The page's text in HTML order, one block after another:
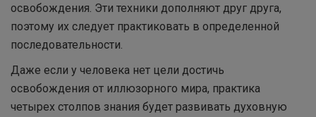
освобождения. Эти техники дополняют друг друга,
поэтому их следует практиковать в определенной
последовательности.
Даже если у человека нет цели достичь
освобождения от иллюзорного мира, практика
четырех столпов знания будет развивать духовную